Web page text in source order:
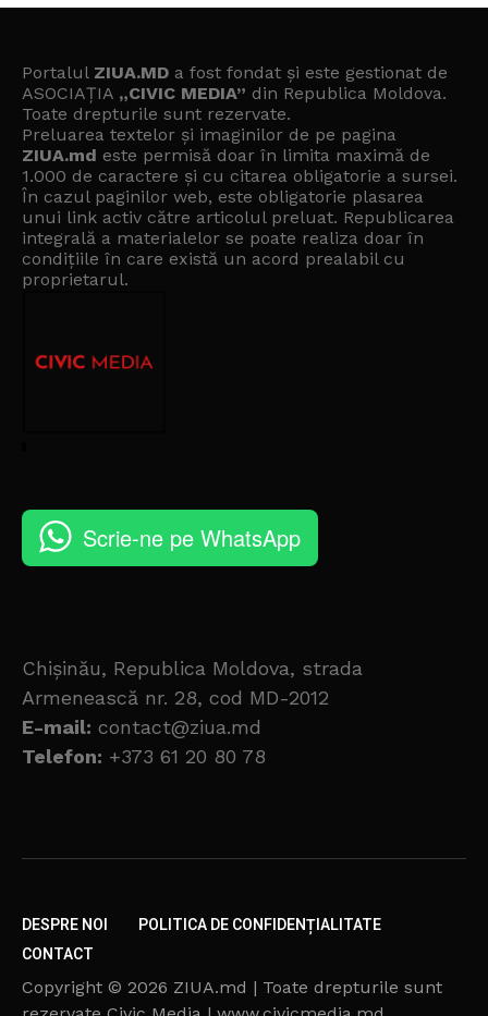
Portalul ZIUA.MD a fost fondat și este gestionat de
ASOCIAȚIA „CIVIC MEDIA” din Republica Moldova.
Toate drepturile sunt rezervate.
Preluarea textelor și imaginilor de pe pagina
ZIUA.md este permisă doar în limita maximă de
1.000 de caractere și cu citarea obligatorie a sursei.
În cazul paginilor web, este obligatorie plasarea
unui link activ către articolul preluat. Republicarea
integrală a materialelor se poate realiza doar în
condițiile în care există un acord prealabil cu
proprietarul.
Scrie-ne pe WhatsApp
Chișinău, Republica Moldova, strada
Armenească nr. 28, cod MD-2012
E-mail: contact@ziua.md
Telefon: +373 61 20 80 78
DESPRE NOI
POLITICA DE CONFIDENȚIALITATE
CONTACT
Copyright © 2026 ZIUA.md | Toate drepturile sunt